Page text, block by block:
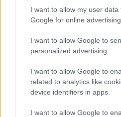
I want to allow my user data
Google for online
I want to allow Google to
personalized advertising.
I want to allow Google to
related to analytics like
device identifiers in apps.
I want to allow Google to
Τα σχολιά σας δημοσιεύονται